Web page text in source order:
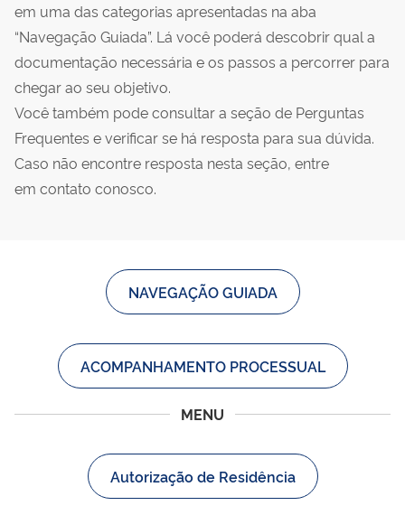
em uma das categorias apresentadas na aba
“Navegação Guiada”. Lá você poderá descobrir qual a
documentação necessária e os passos a percorrer para
chegar ao seu objetivo.
Você também pode consultar a seção de Perguntas
Frequentes e verificar se há resposta para sua dúvida.
Caso não encontre resposta nesta seção, entre
em contato conosco.
NAVEGAÇÃO GUIADA
ACOMPANHAMENTO PROCESSUAL
MENU
Autorização de Residência